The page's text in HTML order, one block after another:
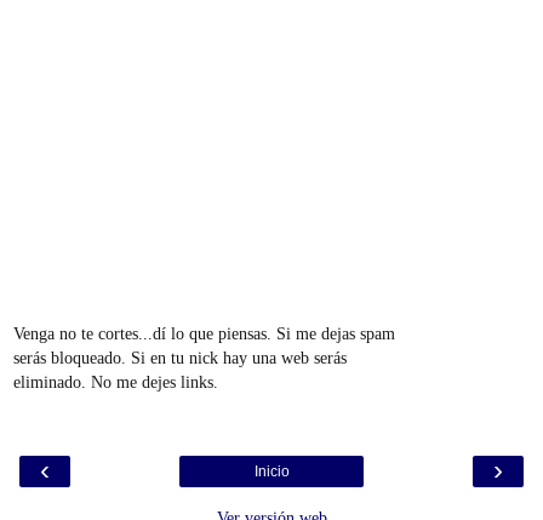
Venga no te cortes...dí lo que piensas. Si me dejas spam
serás bloqueado. Si en tu nick hay una web serás
eliminado. No me dejes links.
‹ ›
Inicio